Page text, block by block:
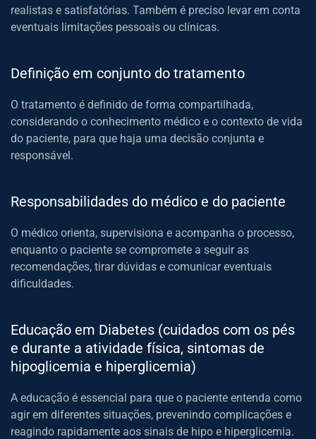
realistas e satisfatórias. Também é preciso levar em conta
eventuais limitações pessoais ou clínicas.
Definição em conjunto do tratamento
O tratamento é definido de forma compartilhada,
considerando o conhecimento médico e o contexto de vida
do paciente, para que haja uma decisão conjunta e
responsável.
Responsabilidades do médico e do paciente
O médico orienta, supervisiona e acompanha o processo,
enquanto o paciente se compromete a seguir as
recomendações, tirar dúvidas e comunicar eventuais
dificuldades.
Educação em Diabetes (cuidados com os pés
e durante a atividade física, sintomas de
hipoglicemia e hiperglicemia)
A educação é essencial para que o paciente entenda como
agir em diferentes situações, prevenindo complicações e
reagindo rapidamente aos sinais de hipo e hiperglicemia.